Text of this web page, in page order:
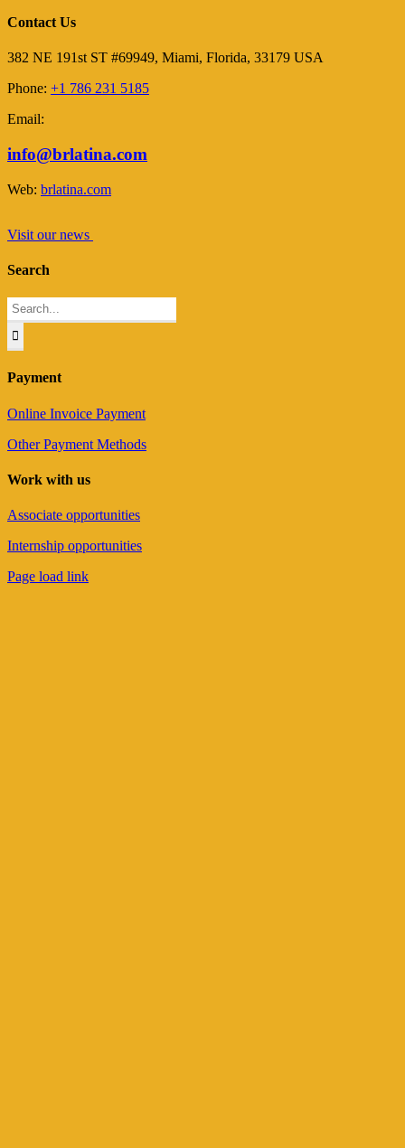
Contact Us
382 NE 191st ST #69949, Miami, Florida, 33179 USA
Phone: +1 786 231 5185
Email:
info@brlatina.com
Web: brlatina.com
Visit our news
Search
Search
for:
Payment
Online Invoice Payment
Other Payment Methods
Work with us
Associate opportunities
Internship opportunities
Page load link